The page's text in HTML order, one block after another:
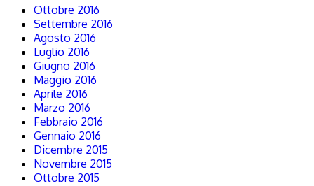
Ottobre 2016
Settembre 2016
Agosto 2016
Luglio 2016
Giugno 2016
Maggio 2016
Aprile 2016
Marzo 2016
Febbraio 2016
Gennaio 2016
Dicembre 2015
Novembre 2015
Ottobre 2015